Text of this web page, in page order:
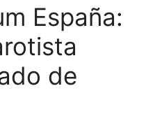
España:
de